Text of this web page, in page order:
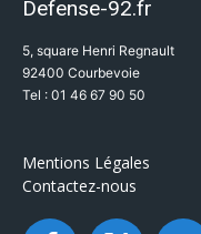
Defense-92.fr
5, square Henri Regnault
92400 Courbevoie
Tel : 01 46 67 90 50
Mentions Légales
Contactez-nous